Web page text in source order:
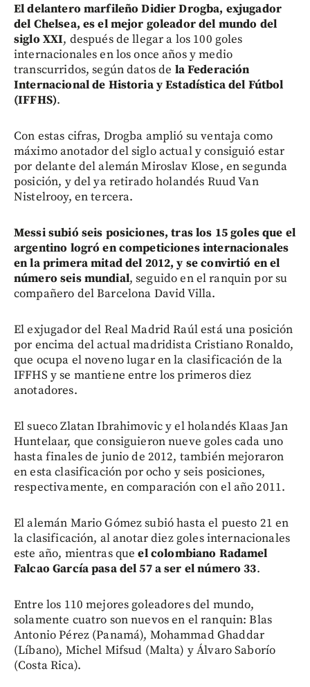
El delantero marfileño Didier Drogba, exjugador
del Chelsea, es el mejor goleador del mundo del
siglo XXI, después de llegar a los 100 goles
internacionales en los once años y medio
transcurridos, según datos de la Federación
Internacional de Historia y Estadística del Fútbol
(IFFHS).
Con estas cifras, Drogba amplió su ventaja como
máximo anotador del siglo actual y consiguió estar
por delante del alemán Miroslav Klose, en segunda
posición, y del ya retirado holandés Ruud Van
Nistelrooy, en tercera.
Messi subió seis posiciones, tras los 15 goles que el
argentino logró en competiciones internacionales
en la primera mitad del 2012, y se convirtió en el
número seis mundial, seguido en el ranquin por su
compañero del Barcelona David Villa.
El exjugador del Real Madrid Raúl está una posición
por encima del actual madridista Cristiano Ronaldo,
que ocupa el noveno lugar en la clasificación de la
IFFHS y se mantiene entre los primeros diez
anotadores.
El sueco Zlatan Ibrahimovic y el holandés Klaas Jan
Huntelaar, que consiguieron nueve goles cada uno
hasta finales de junio de 2012, también mejoraron
en esta clasificación por ocho y seis posiciones,
respectivamente, en comparación con el año 2011.
El alemán Mario Gómez subió hasta el puesto 21 en
la clasificación, al anotar diez goles internacionales
este año, mientras queel colombiano Radamel
Falcao García pasa del 57 a ser el número 33.
Entre los 110 mejores goleadores del mundo,
solamente cuatro son nuevos en el ranquin: Blas
Antonio Pérez (Panamá), Mohammad Ghaddar
(Líbano), Michel Mifsud (Malta) y Álvaro Saborío
(Costa Rica).